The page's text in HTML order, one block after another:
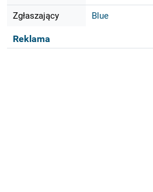
Zgłaszający Blue
Reklama